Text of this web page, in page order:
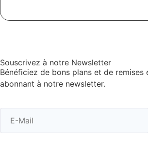
Souscrivez à notre Newsletter
Bénéficiez de bons plans et de remises
abonnant à notre newsletter.